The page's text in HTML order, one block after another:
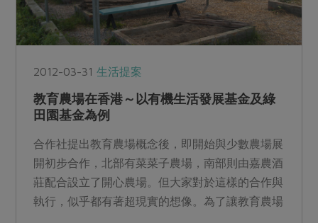
2012-03-31生活提案
教育農場在香港～以有機生活發展基金及綠
田園基金為例
合作社提出教育農場概念後，即開始與少數農場展
開初步合作，北部有菜菜子農場，南部則由嘉農酒
莊配合設立了開心農場。但大家對於這樣的合作與
執行，似乎都有著超現實的想像。為了讓教育農場